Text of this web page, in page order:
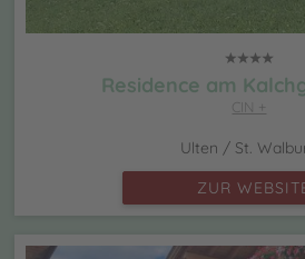
Residence am
CIN +
Ulten / St.
ZUR